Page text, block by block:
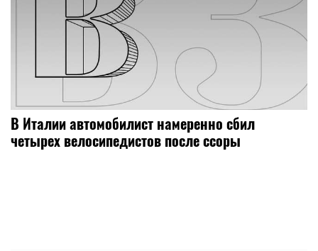
В Италии автомобилист намеренно сбил
четырех велосипедистов после ссоры